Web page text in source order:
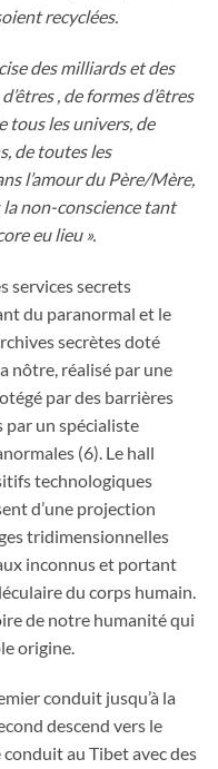
recyclées.
des milliards et des
, de formes d’êtres
tous les univers, de
de toutes les
l’amour du Père/Mère,
la non-conscience tant
eu lieu ».
services secrets
du paranormal et le
secrètes doté
nôtre, réalisé par une
par des barrières
par un spécialiste
(6). Le hall
technologiques
d’une projection
tridimensionnelles
inconnus et portant
du corps humain.
de notre humanité qui
origine.
conduit jusqu’à la
descend vers le
au Tibet avec des